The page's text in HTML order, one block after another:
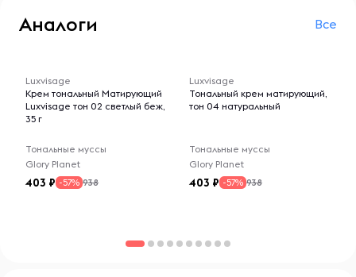
Аналоги Все
Luxvisage
Крем тональный Матирующий
Luxvisage тон 02 светлый беж,
35 г
Тональные муссы
Glory Planet
403 -57% 938
Luxvisage
Тональный крем матирующий,
тон 04 натуральный
Тональные муссы
Glory Planet
403 -57% 938